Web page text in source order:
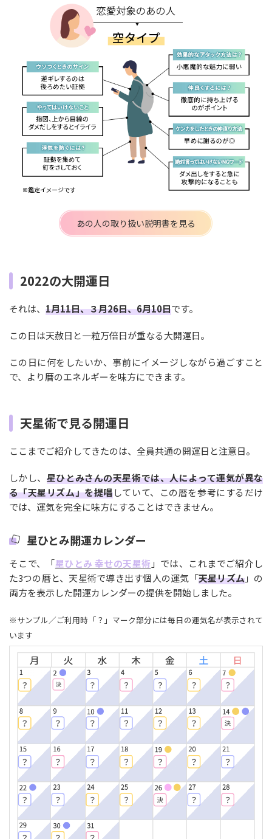
あの人の取り扱い説明書を見る
2022の大開運日
それは、 1月11日、３月26日、6月10日です。
この日は天赦日と一粒万倍日が重なる大開運日。
この日に何をしたいか、事前にイメージしながら過ごすこと
で、より暦のエネルギーを味方にできます。
天星術で見る開運日
ここまでご紹介してきたのは、全員共通の開運日と注意日。
しかし、 星ひとみさんの天星術では、人によって運気が異な
る「天星リズム」を提唱していて、この暦を参考にするだけ
では、運気を完全に味方にすることはできません。
星ひとみ開運カレンダー
そこで、「星ひとみ 幸せの天星術 」では、これまでご紹介し
た3つの暦と、天星術で導き出す個人の運気「天星リズム」の
両方を表示した開運カレンダーの提供を開始しました。
※サンプル／ご利用時「？」マーク部分には毎日の運気名が表示されて
います